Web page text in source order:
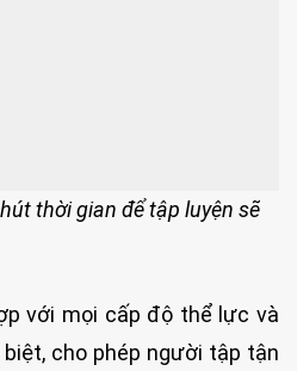
thời gian để tập luyện sẽ
với mọi cấp độ thể lực và
cho phép người tập tận